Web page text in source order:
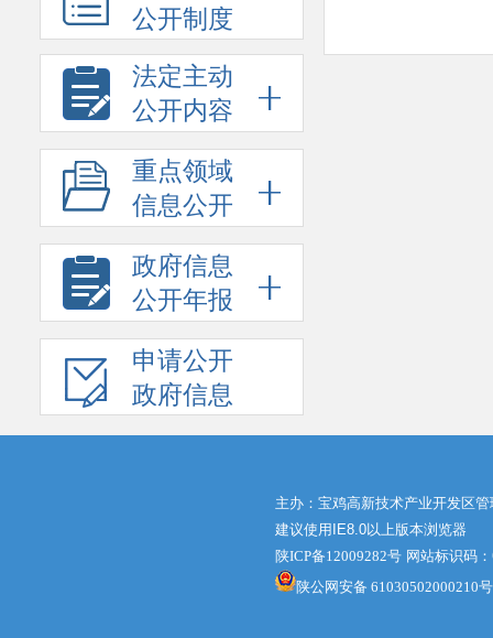
公开制度
法定主动
公开内容
重点领域
信息公开
政府信息
公开年报
申请公开
政府信息
主办：宝鸡高新技术产业开发区
建议使用IE8.0以上版本浏览器
陕ICP备12009282号 网站标识码
陕公网安备 61030502000210号